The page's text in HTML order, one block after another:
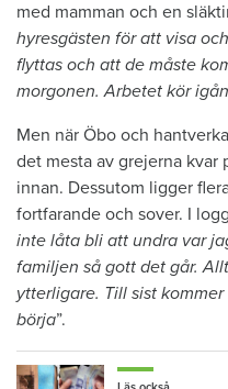
med mamman och en
hyresgästen för att visa
flyttas och att de måste
morgonen. Arbetet kör
Men när Öbo och
det mesta av grejerna kvar
innan. Dessutom ligger
fortfarande och sover. I
inte låta bli att undra var
familjen så gott det går.
ytterligare. Till sist
börja”.